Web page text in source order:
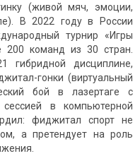
(живой мяч, эмоции,
В 2022 году в России
турнир «Игры
200 команд из 30 стран.
гибридной дисциплине,
гонки (виртуальный
бой в лазертаге с
сессией в компьютерной
фиджитал спорт не
а претендует на роль